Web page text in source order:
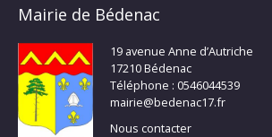
Mairie de Bédenac
19 avenue Anne d’Autriche
17210 Bédenac
Téléphone : 0546044539
mairie@bedenac17.fr
Nous contacter